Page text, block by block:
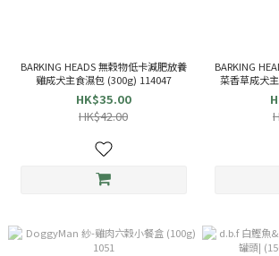
BARKING HEADS 無穀物低卡減肥放養
雞成犬主食濕包 (300g) 114047
HK$35.00
HK$42.00
BARKING
菜香草成犬